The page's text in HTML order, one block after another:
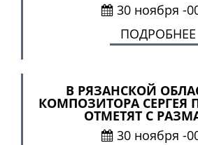
30 ноября -
ПОДРОБНЕЕ
В РЯЗАНСКОЙ
КОМПОЗИТОРА СЕРГЕЯ
ОТМЕТЯТ С
30 ноября -